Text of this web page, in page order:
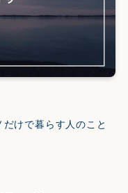
けで暮らす人のこと